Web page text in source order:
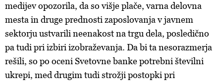
medijev opozorila, da so višje plače, varna delovna
mesta in druge prednosti zaposlovanja v javnem
sektorju ustvarili neenakost na trgu dela, posledično
pa tudi pri izbiri izobraževanja. Da bi ta nesorazmerja
rešili, so po oceni Svetovne banke potrebni številni
ukrepi, med drugim tudi strožji postopki pri